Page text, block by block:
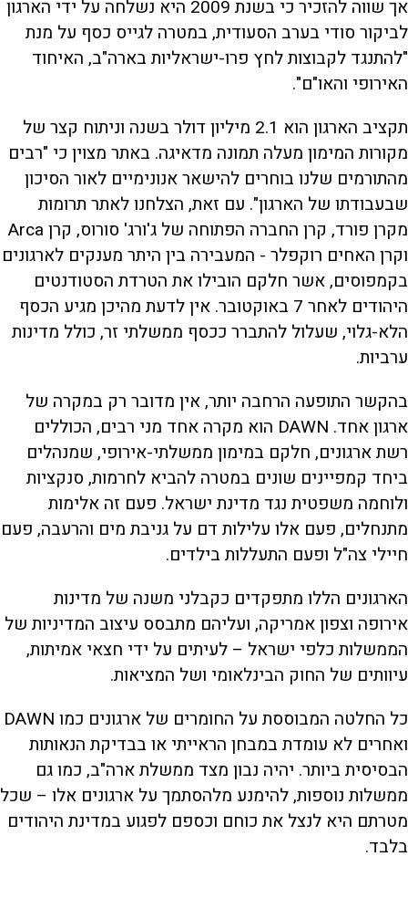
אך שווה להזכיר כי בשנת 2009 היא נשלחה על ידי הארגון
לביקור סודי בערב הסעודית, במטרה לגייס כסף על מנת
"להתנגד לקבוצות לחץ פרו-ישראליות בארה"ב, האיחוד
האירופי והאו"ם".
תקציב הארגון הוא 2.1 מיליון דולר בשנה וניתוח קצר של
מקורות המימון מעלה תמונה מדאיגה. באתר מצוין כי "רבים
מהתורמים שלנו בוחרים להישאר אנונימיים לאור הסיכון
שבעבודתו של הארגון". עם זאת, הצלחנו לאתר תרומות
מקרן פורד, קרן החברה הפתוחה של ג'ורג' סורוס, קרן Arca
וקרן האחים רוקפלר - המעבירה בין היתר מענקים לארגונים
בקמפוסים, אשר חלקם הובילו את הטרדת הסטודנטים
היהודים לאחר 7 באוקטובר. אין לדעת מהיכן מגיע הכסף
הלא-גלוי, שעלול להתברר ככסף ממשלתי זר, כולל מדינות
ערביות.
בהקשר התופעה הרחבה יותר, אין מדובר רק במקרה של
ארגון אחד. DAWN הוא מקרה אחד מני רבים, הכוללים
רשת ארגונים, חלקם במימון ממשלתי-אירופי, שמנהלים
ביחד קמפיינים שונים במטרה להביא לחרמות, סנקציות
ולוחמה משפטית נגד מדינת ישראל. פעם זה אלימות
מתנחלים, פעם אלו עלילות דם על גניבת מים והרעבה, פעם
חיילי צה"ל ופעם התעללות בילדים.
הארגונים הללו מתפקדים כקבלני משנה של מדינות
אירופה וצפון אמריקה, ועליהם מתבסס עיצוב המדיניות של
הממשלות כלפי ישראל – לעיתים על ידי חצאי אמיתות,
עיוותים של החוק הבינלאומי ושל המציאות.
כל החלטה המבוססת על החומרים של ארגונים כמו DAWN
ואחרים לא עומדת במבחן הראייתי או בבדיקת הנאותות
הבסיסית ביותר. יהיה נבון מצד ממשלת ארה"ב, כמו גם
ממשלות נוספות, להימנע מלהסתמך על ארגונים אלו – שכל
מטרתם היא לנצל את כוחם וכספם לפגוע במדינת היהודים
בלבד.